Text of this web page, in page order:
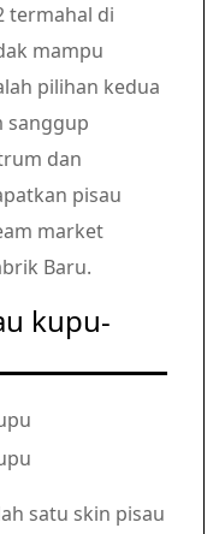
termahal di
mampu
pilihan kedua
sanggup
dan
pisau
market
Baru.
kupu-
satu skin pisau